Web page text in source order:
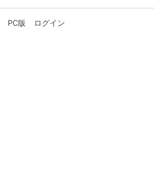
PC版 ログイン